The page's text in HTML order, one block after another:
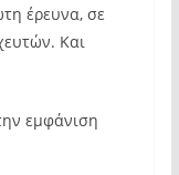
έρευνα, σε
Και
εμφάνιση